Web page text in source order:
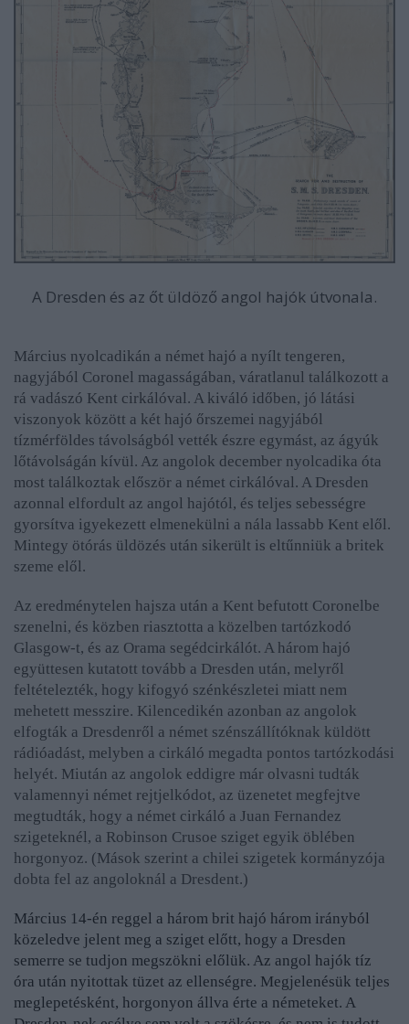
A Dresden és az őt üldöző angol hajók útvonala.
Március nyolcadikán a német hajó a nyílt tengeren,
nagyjából Coronel magasságában, váratlanul találkozott a
rá vadászó Kent cirkálóval. A kiváló időben, jó látási
viszonyok között a két hajó őrszemei nagyjából
tízmérföldes távolságból vették észre egymást, az ágyúk
lőtávolságán kívül. Az angolok december nyolcadika óta
most találkoztak először a német cirkálóval. A Dresden
azonnal elfordult az angol hajótól, és teljes sebességre
gyorsítva igyekezett elmenekülni a nála lassabb Kent elől.
Mintegy ötórás üldözés után sikerült is eltűnniük a britek
szeme elől.
Az eredménytelen hajsza után a Kent befutott Coronelbe
szenelni, és közben riasztotta a közelben tartózkodó
Glasgow-t, és az Orama segédcirkálót. A három hajó
együttesen kutatott tovább a Dresden után, melyről
feltételezték, hogy kifogyó szénkészletei miatt nem
mehetett messzire. Kilencedikén azonban az angolok
elfogták a Dresdenről a német szénszállítóknak küldött
rádióadást, melyben a cirkáló megadta pontos tartózkodási
helyét. Miután az angolok eddigre már olvasni tudták
valamennyi német rejtjelkódot, az üzenetet megfejtve
megtudták, hogy a német cirkáló a Juan Fernandez
szigeteknél, a Robinson Crusoe sziget egyik öblében
horgonyoz. (Mások szerint a chilei szigetek kormányzója
dobta fel az angoloknál a Dresdent.)
Március 14-én reggel a három brit hajó három irányból
közeledve jelent meg a sziget előtt, hogy a Dresden
semerre se tudjon megszökni előlük. Az angol hajók tíz
óra után nyitottak tüzet az ellenségre. Megjelenésük teljes
meglepetésként, horgonyon állva érte a németeket. A